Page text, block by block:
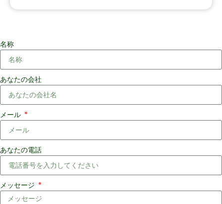
名称
あなたの会社
メール
あなたの電話
メッセージ